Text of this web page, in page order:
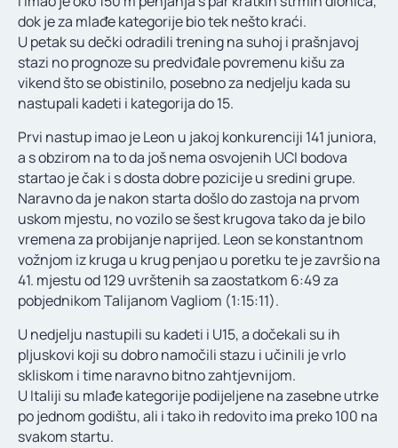
dok je za mlađe kategorije bio tek nešto kraći.
U petak su dečki odradili trening na suhoj i prašnjavoj
stazi no prognoze su predviđale povremenu kišu za
vikend što se obistinilo, posebno za nedjelju kada su
nastupali kadeti i kategorija do 15.
Prvi nastup imao je Leon u jakoj konkurenciji 141 juniora,
a s obzirom na to da još nema osvojenih UCI bodova
startao je čak i s dosta dobre pozicije u sredini grupe.
Naravno da je nakon starta došlo do zastoja na prvom
uskom mjestu, no vozilo se šest krugova tako da je bilo
vremena za probijanje naprijed. Leon se konstantnom
vožnjom iz kruga u krug penjao u poretku te je završio na
41. mjestu od 129 uvrštenih sa zaostatkom 6:49 za
pobjednikom Talijanom Vagliom (1:15:11).
U nedjelju nastupili su kadeti i U15, a dočekali su ih
pljuskovi koji su dobro namočili stazu i učinili je vrlo
skliskom i time naravno bitno zahtjevnijom.
U Italiji su mlađe kategorije podijeljene na zasebne utrke
po jednom godištu, ali i tako ih redovito ima preko 100 na
svakom startu.